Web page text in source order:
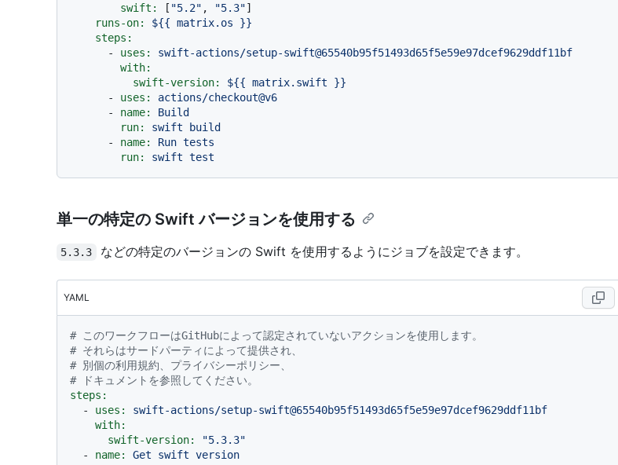
swift:
[ "5.2" , "5.3"]
runs-on:
${{ matrix.os
}}
steps:
-
uses:
swift-actions/setup-swift@65540b95f51493d65f5e59e97dcef9629ddf11bf
with:
swift-version:
${{ matrix.swift
}}
-
uses:
actions/checkout@v6
-
name:
Build
run:
swift
build
-
name: Run tests
run:
swift test
単一の特定の Swift バージョンを使用する
5.3.3 などの特定のバージョンの Swift を使用するようにジョブを設定できます。
YAML
# このワークフローはGitHubによって認定されていないアクションを使用します。
# それらはサードパーティによって提供され、
# 別個の利用規約、プライバシーポリシー、
# ドキュメントを参照してください。
steps:
-
uses:
swift-actions/setup-swift@65540b95f51493d65f5e59e97dcef9629ddf11bf
with:
swift-version:
"5.3.3"
-
name: Get swift version